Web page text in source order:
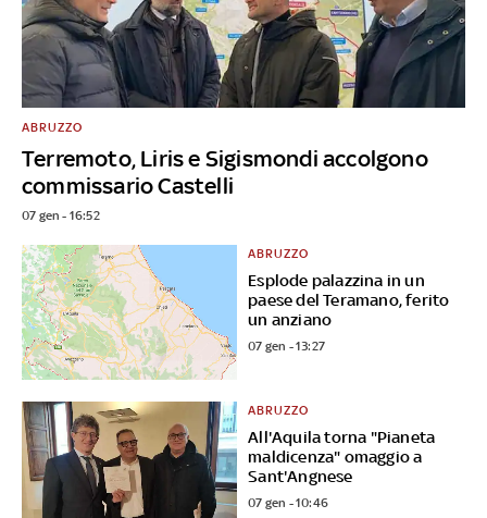
Terremoto, Liris e Sigismondi accolgono
commissario Castelli
ABRUZZO
07 gen - 16:52
Esplode palazzina in un
paese del Teramano, ferito
un anziano
ABRUZZO
07 gen - 13:27
All'Aquila torna "Pianeta
maldicenza" omaggio a
Sant'Angnese
ABRUZZO
07 gen - 10:46